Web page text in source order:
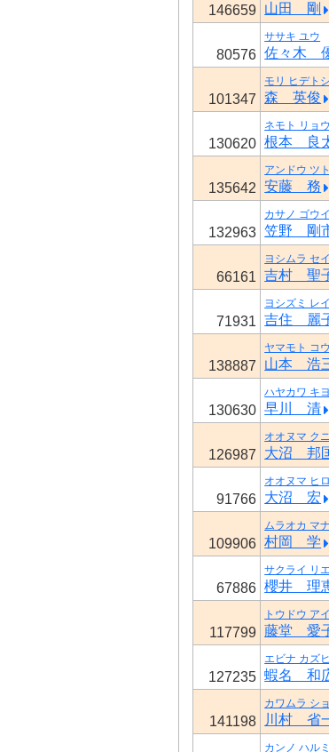
146659 山田 剛
80576
ササキ ユウ
佐々木
101347
モリ ヒデトシ
森 英俊
130620
ネモト リョ
根本 良
135642
アンドウ ツ
安藤 務
132963
カサノ ゴウ
笠野 剛
66161
ヨシムラ セ
吉村 聖
71931
ヨシズミ レ
吉住 麗
138887
ヤマモト コ
山本 浩
130630
ハヤカワ キ
早川 清
126987
オオヌマ ク
大沼 邦
91766
オオヌマ ヒ
大沼 宏
109906
ムラオカ マ
村岡 学
67886
サクライ リ
櫻井 理
117799
トウドウ ア
藤堂 愛
127235
エビナ カズ
蝦名 和
141198
カワムラ シ
川村 省
カンノ ハル